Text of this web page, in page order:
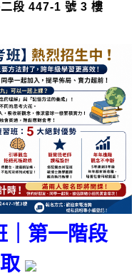
段 447-1 號 3 樓
第一階段